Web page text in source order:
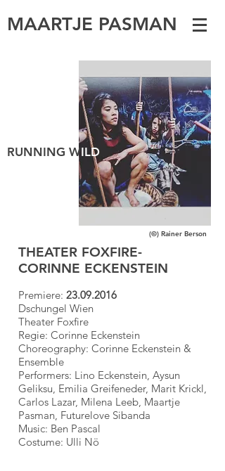
MAARTJE PASMAN
RUNNING WILD
(©) Rainer Berson
THEATER FOXFIRE-
CORINNE ECKENSTEIN
Premiere: 23.09.2016
Dschungel Wien
Theater Foxfire
Regie: Corinne Eckenstein
Choreography: Corinne Eckenstein &
Ensemble
Performers: Lino Eckenstein, Aysun
Geliksu, Emilia Greifeneder, Marit Krickl,
Carlos Lazar, Milena Leeb, Maartje
Pasman, Futurelove Sibanda
Music: Ben Pascal
Costume: Ulli Nö